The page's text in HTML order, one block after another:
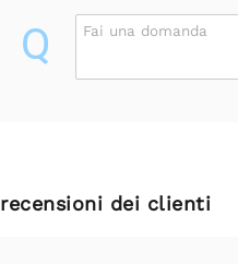
Q Fai una domanda
recensioni dei clienti